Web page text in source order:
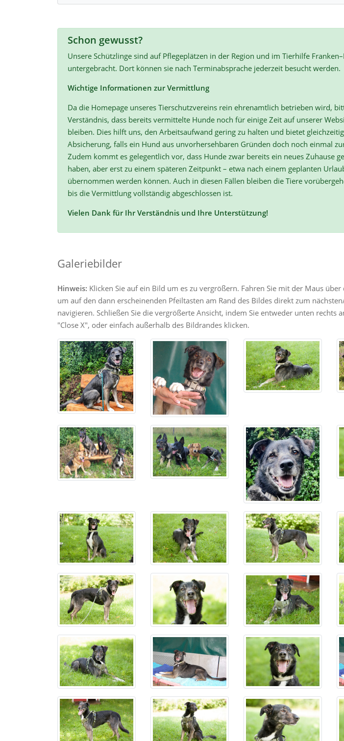
Schon gewusst?
Unsere Schützlinge sind auf Pflegeplätzen in der Region und im Tierhilfe
untergebracht. Dort können sie nach Terminabsprache jederzeit besucht werden.
Wichtige Informationen zur Vermittlung
Da die Homepage unseres Tierschutzvereins rein ehrenamtlich betrieben wird,
Verständnis, dass bereits vermittelte Hunde noch für einige Zeit auf unserer
bleiben. Dies hilft uns, den Arbeitsaufwand gering zu halten und bietet
Absicherung, falls ein Hund aus unvorhersehbaren Gründen doch noch einmal
Zudem kommt es gelegentlich vor, dass Hunde zwar bereits ein neues Zuhause
haben, aber erst zu einem späteren Zeitpunkt – etwa nach einem geplanten
übernommen werden können. Auch in diesen Fällen bleiben die Tiere
bis die Vermittlung vollständig abgeschlossen ist.
Vielen Dank für Ihr Verständnis und Ihre Unterstützung!
Galeriebilder
Hinweis: Klicken Sie auf ein Bild um es zu vergrößern. Fahren Sie mit der Maus
um auf den dann erscheinenden Pfeiltasten am Rand des Bildes direkt zum
navigieren. Schließen Sie die vergrößerte Ansicht, indem Sie entweder unten rechts
"Close X", oder einfach außerhalb des Bildrandes klicken.